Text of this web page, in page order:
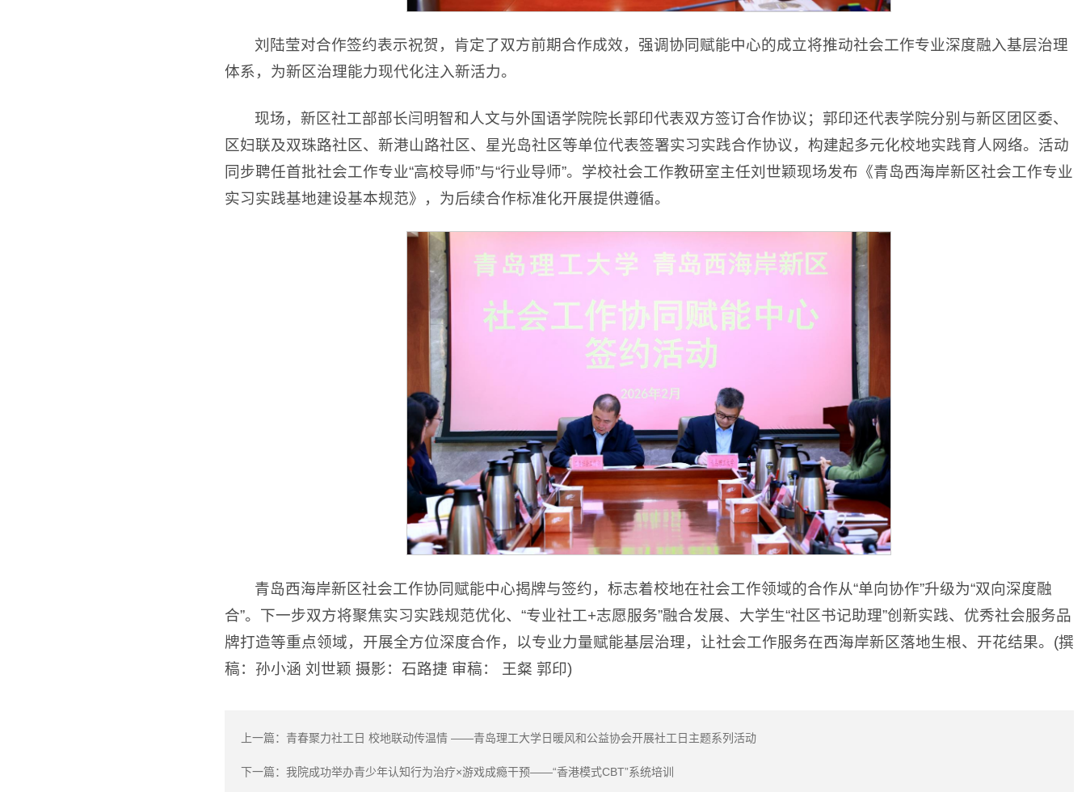
刘陆莹对合作签约表示祝贺，肯定了双方前期合作成效，强调协同赋能中心的成立将推动社会工作专业深度融入基层治理
体系，为新区治理能力现代化注入新活力。
现场，新区社工部部长闫明智和人文与外国语学院院长郭印代表双方签订合作协议；郭印还代表学院分别与新区团区委、
区妇联及双珠路社区、新港山路社区、星光岛社区等单位代表签署实习实践合作协议，构建起多元化校地实践育人网络。活动
同步聘任首批社会工作专业“高校导师”与“行业导师”。学校社会工作教研室主任刘世颖现场发布《青岛西海岸新区社会工作专业
实习实践基地建设基本规范》，为后续合作标准化开展提供遵循。
青岛西海岸新区社会工作协同赋能中心揭牌与签约，标志着校地在社会工作领域的合作从“单向协作”升级为“双向深度融
合”。下一步双方将聚焦实习实践规范优化、“专业社工+志愿服务”融合发展、大学生“社区书记助理”创新实践、优秀社会服务品
牌打造等重点领域，开展全方位深度合作，以专业力量赋能基层治理，让社会工作服务在西海岸新区落地生根、开花结果。(撰
稿：孙小涵 刘世颖 摄影：石路捷 审稿： 王粲 郭印)
上一篇： 青春聚力社工日 校地联动传温情 ——青岛理工大学日暖风和公益协会开展社工日主题系列活动
下一篇： 我院成功举办青少年认知行为治疗×游戏成瘾干预——“香港模式CBT”系统培训